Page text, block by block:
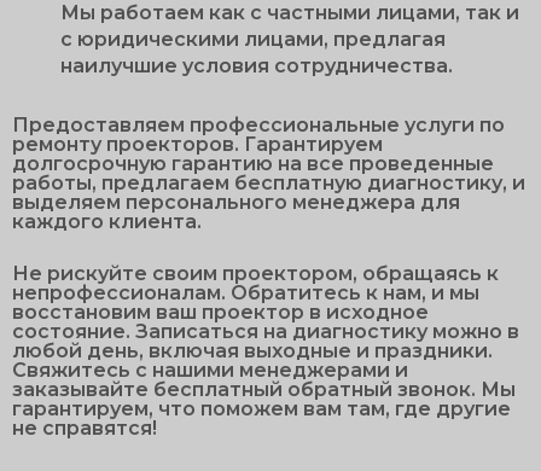
Мы работаем как с частными лицами, так и
с юридическими лицами, предлагая
наилучшие условия сотрудничества.
Предоставляем профессиональные услуги по
ремонту проекторов. Гарантируем
долгосрочную гарантию на все проведенные
работы, предлагаем бесплатную диагностику, и
выделяем персонального менеджера для
каждого клиента.
Не рискуйте своим проектором, обращаясь к
непрофессионалам. Обратитесь к нам, и мы
восстановим ваш проектор в исходное
состояние. Записаться на диагностику можно в
любой день, включая выходные и праздники.
Свяжитесь с нашими менеджерами и
заказывайте бесплатный обратный звонок. Мы
гарантируем, что поможем вам там, где другие
не справятся!